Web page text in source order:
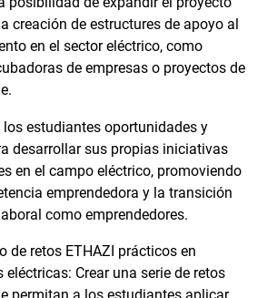
creación de estructures de apoyo al
en el sector eléctrico, como
de empresas o proyectos de
los estudiantes oportunidades y
desarrollar sus propias iniciativas
en el campo eléctrico, promoviendo
emprendedora y la transición
como emprendedores.
de retos ETHAZI prácticos en
eléctricas: Crear una serie de retos